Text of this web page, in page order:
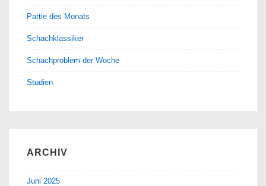
Partie des Monats
Schachklassiker
Schachproblem der Woche
Studien
ARCHIV
Juni 2025